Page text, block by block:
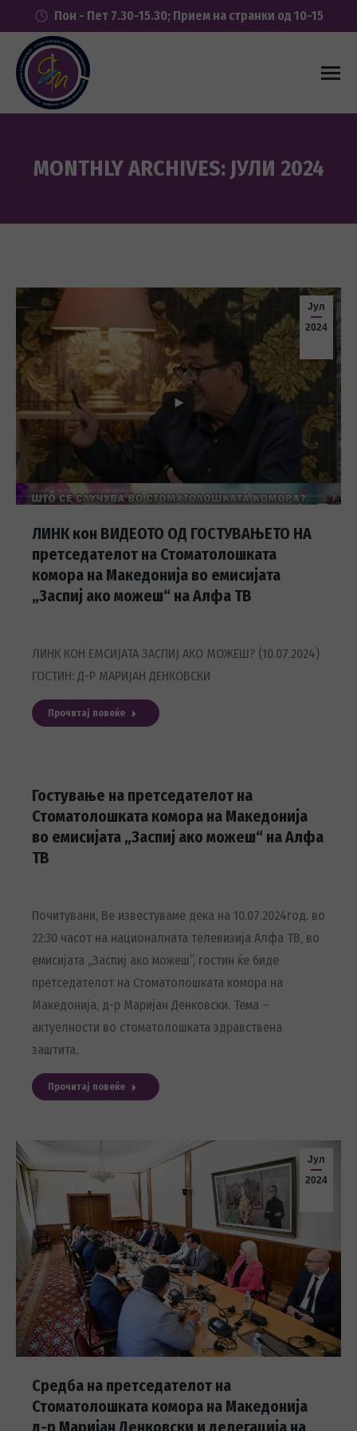
Пон - Пет 7.30-15.30; Прием на странки од 10-15
MONTHLY ARCHIVES: ЈУЛИ 2024
Јул
2024
ЛИНК кон ВИДЕОТО ОД ГОСТУВАЊЕТО НА
претседателот на Стоматолошката
комора на Македонија во емисијата
„Заспиј ако можеш“ на Алфа ТВ
ЛИНК КОН ЕМСИЈАТА ЗАСПИЈ АКО МОЖЕШ? (10.07.2024)
ГОСТИН: Д-Р МАРИЈАН ДЕНКОВСКИ
Прочитај повеќе
Гостување на претседателот на
Стоматолошката комора на Македонија
во емисијата „Заспиј ако можеш“ на Алфа
ТВ
Почитувани, Ве известуваме дека на 10.07.2024год. во
22:30 часот на националната телевизија Алфа ТВ, во
емисијата ,,Заспиј ако можеш”, гостин ќе биде
претседателот на Стоматолошката комора на
Македонија, д-р Маријан Денковски. Тема –
актуелности во стоматолошката здравствена
заштита.
Прочитај повеќе
Јул
2024
Средба на претседателот на
Стоматолошката комора на Македонија